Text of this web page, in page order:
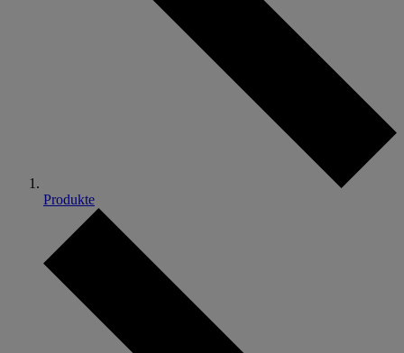
Produkte